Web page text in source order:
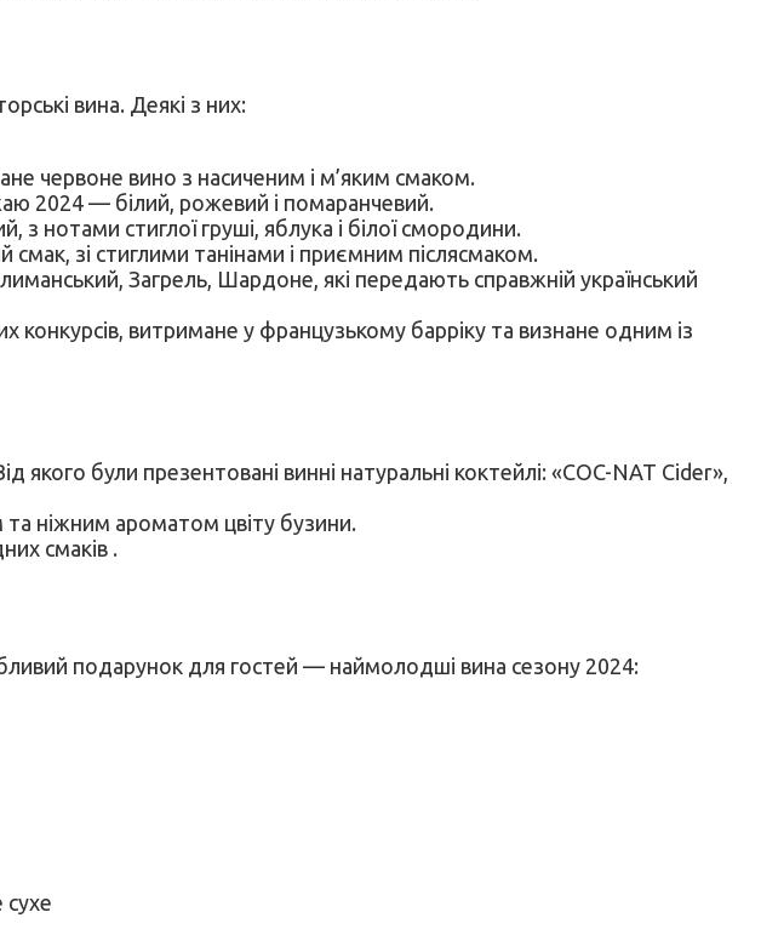
вина. Деякі з них:
червоне вино з насиченим і м’яким смаком.
2024 — білий, рожевий і помаранчевий.
нотами стиглої груші, яблука і білої смородини.
зі стиглими танінами і приємним післясмаком.
Загрель, Шардоне, які передають справжній український
витримане у французькому барріку та визнане одним із
були презентовані винні натуральні коктейлі: «COC-NAT Cider»,
ніжним ароматом цвіту бузини.
смаків .
подарунок для гостей — наймолодші вина сезону 2024: